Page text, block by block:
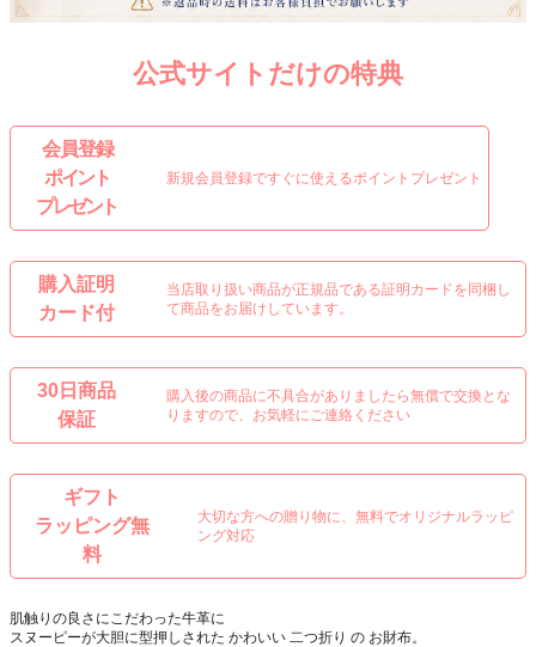
公式サイトだけの特典
会 員 登 録
ポイント
プレゼント
新規会員登録ですぐに使えるポイントプレゼント
購入証明
カード付
当店取り扱い商品が正規品である証明カードを同梱し
て商品をお届けしています。
30日商品
保証
購入後の商品に不具合がありましたら無償で交換とな
りますので、お気軽にご連絡ください
ギフト
ラッピング無
料
大切な方への贈り物に、無料でオリジナルラッピ
ング対応
肌触りの良さにこだわった牛革に
スヌーピーが大胆に型押しされた かわいい 二つ折り の お財布。